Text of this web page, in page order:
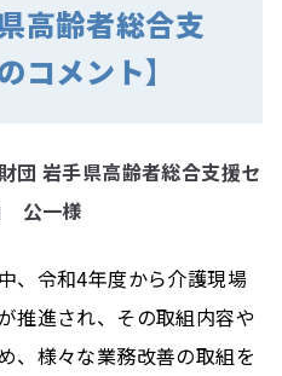
高齢者総合支
コメント】
団 岩手県高齢者総合支援セ
公一様
、令和4年度から介護現場
推進され、その取組内容や
、様々な業務改善の取組を